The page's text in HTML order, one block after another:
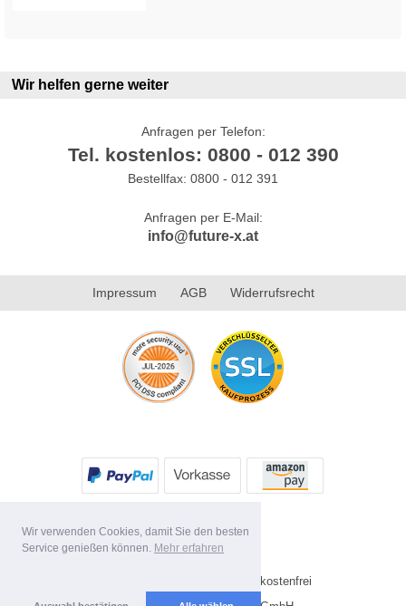
Wir verwenden Cookies, damit Sie den besten
Service genießen können. Mehr erfahren
Wir helfen gerne weiter
Anfragen per Telefon:
Tel. kostenlos: 0800 - 012 390
Bestellfax: 0800 - 012 391
Anfragen per E-Mail:
info@future-x.at
Impressum AGB Widerrufsrecht
Alle Preise inkl. MwSt. Versandkostenfrei